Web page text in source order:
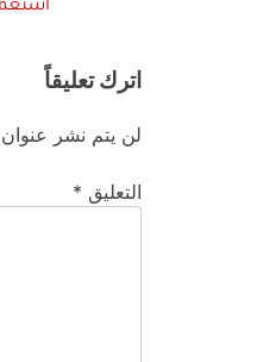
اترك تعليقاً
لن يتم نشر عنوان
التعليق *